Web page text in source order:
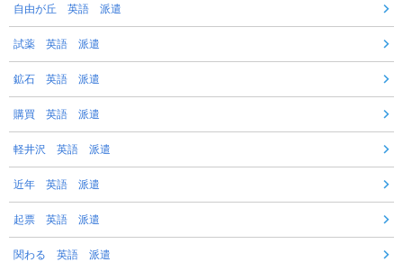
自由が丘 英語 派遣
試薬 英語 派遣
鉱石 英語 派遣
購買 英語 派遣
軽井沢 英語 派遣
近年 英語 派遣
起票 英語 派遣
関わる 英語 派遣